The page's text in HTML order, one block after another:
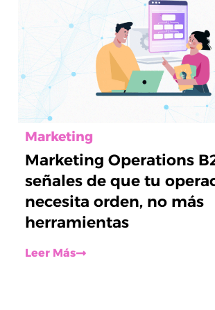
Marketing
Marketing Operations
señales de que tu
necesita orden, no más
herramientas
Leer Más